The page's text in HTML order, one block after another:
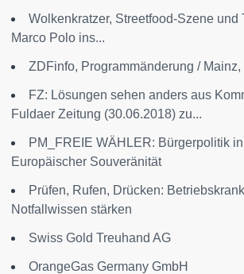
Wolkenkratzer, Streetfood-Szene und
Marco Polo ins...
ZDFinfo, Programmänderung /
FZ: Lösungen sehen anders aus
Fuldaer Zeitung (30.06.2018) zu...
PM_FREIE WÄHLER: Bürgerpolitik
Europäischer Souveränität
Prüfen, Rufen, Drücken:
Notfallwissen stärken
Swiss Gold Treuhand AG
OrangeGas Germany GmbH